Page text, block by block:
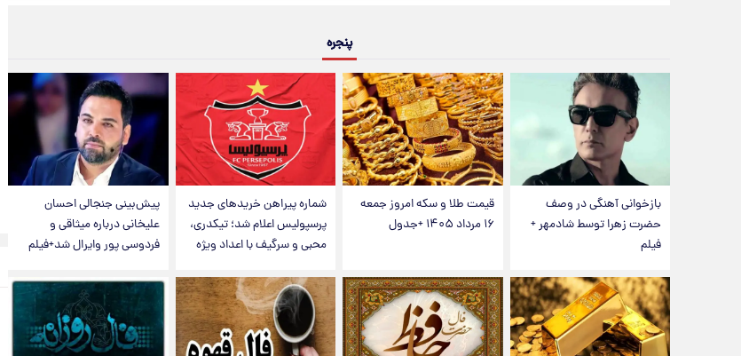
پنجره
بازخوانی آهنگی در وصف
حضرت زهرا توسط شادمهر +
فیلم
قیمت طلا و سکه امروز جمعه
۱۶ مرداد ۱۴۰۵ +جدول
شماره پیراهن خریدهای جدید
پرسپولیس اعلام شد؛ تیکدری،
محبی و سرگیف با اعداد ویژه
پیش‌بینی جنجالی احسان
علیخانی درباره میثاقی و
فردوسی پور وایرال شد+فیلم